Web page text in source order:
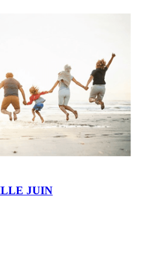
JUIN